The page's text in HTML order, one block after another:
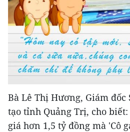
Bà Lê Thị Hương, Giám đốc
tạo tỉnh Quảng Trị, cho
giá hơn 1,5 tỷ đồng mà 'Cô